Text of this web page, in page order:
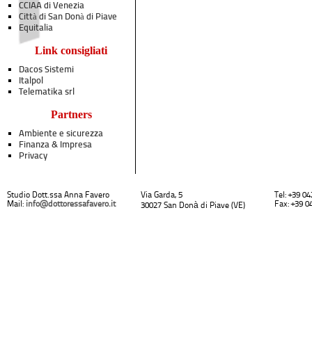
CCIAA di Venezia
Città di San Donà di Piave
Equitalia
Link consigliati
Dacos Sistemi
Italpol
Telematika srl
Partners
Ambiente e sicurezza
Finanza & Impresa
Privacy
Studio Dott.ssa Anna Favero
Mail: info@dottoressafavero.it
Via Garda, 5
30027 San Donà di Piave (VE)
Tel: +39
Fax: +39